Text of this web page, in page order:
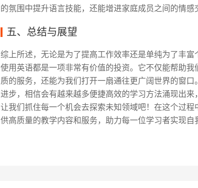
的氛围中提升语言技能，还能增进家庭成员之间的情感
五、总结与展望
综上所述，无论是为了提高工作效率还是单纯为了丰
使用英语都是一项非常有价值的投资。它不仅能帮助
质的服务，还能为我们打开一扇通往更广阔世界的窗
进步，相信会有越来越多便捷高效的学习方法涌现出来
让我们抓住每一个机会去探索未知领域吧！在这个过
供高质量的教学内容和服务，助力每一位学习者实现自